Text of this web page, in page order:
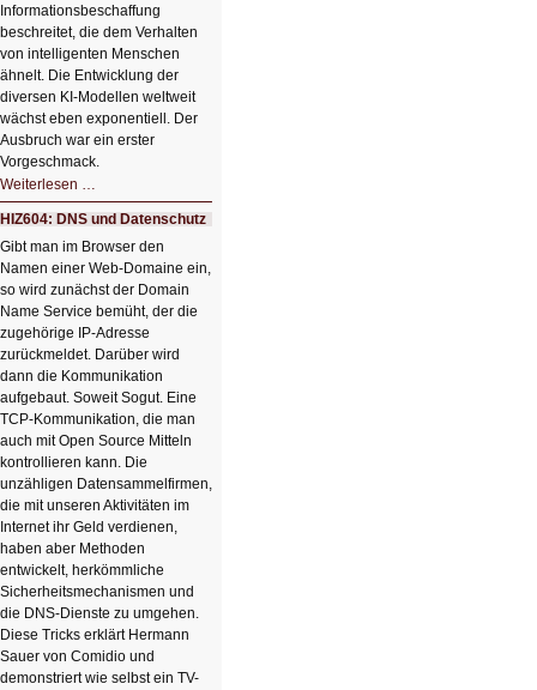
Informationsbeschaffung
beschreitet, die dem Verhalten
von intelligenten Menschen
ähnelt. Die Entwicklung der
diversen KI-Modellen weltweit
wächst eben exponentiell. Der
Ausbruch war ein erster
Vorgeschmack.
Weiterlesen …
Der
Ausbruch
der
KI
HIZ604: DNS und Datenschutz
Gibt man im Browser den
Namen einer Web-Domaine ein,
so wird zunächst der Domain
Name Service bemüht, der die
zugehörige IP-Adresse
zurückmeldet. Darüber wird
dann die Kommunikation
aufgebaut. Soweit Sogut. Eine
TCP-Kommunikation, die man
auch mit Open Source Mitteln
kontrollieren kann. Die
unzähligen Datensammelfirmen,
die mit unseren Aktivitäten im
Internet ihr Geld verdienen,
haben aber Methoden
entwickelt, herkömmliche
Sicherheitsmechanismen und
die DNS-Dienste zu umgehen.
Diese Tricks erklärt Hermann
Sauer von Comidio und
demonstriert wie selbst ein TV-